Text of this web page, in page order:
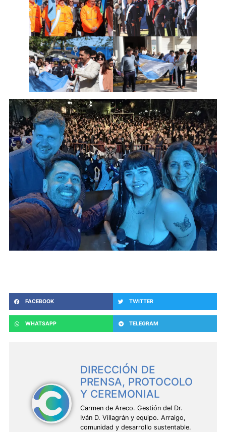
FACEBOOK TWITTER
WHATSAPP TELEGRAM
DIRECCIÓN DE
PRENSA, PROTOCOLO
Y CEREMONIAL
Carmen de Areco. Gestión del Dr.
Iván D. Villagrán y equipo. Arraigo,
comunidad y desarrollo sustentable.